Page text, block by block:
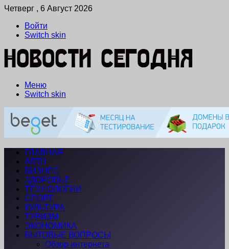
Четверг , 6 Август 2026
Войти
Switch skin
Меню
Switch skin
ГЛАВНАЯ
АВТО
БИЗНЕС
ЗДОРОВЬЕ
ТЕХНОЛОГИИ
СПОРТ
КУЛЬТУРА
ТУРИЗМ
ЭКОНОМИКА
БЫТОВЫЕ ВОПРОСЫ
Обзор интернета